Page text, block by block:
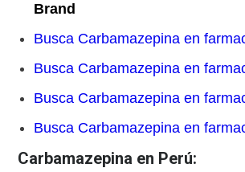
Brand
Busca Carbamazepina en
Busca Carbamazepina en
Busca Carbamazepina en
Busca Carbamazepina en
Carbamazepina en Perú: